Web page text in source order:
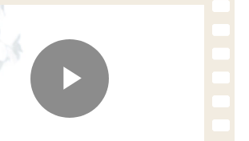
Play